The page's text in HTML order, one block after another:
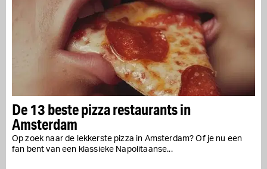
De 13 beste pizza restaurants in
Amsterdam
Op zoek naar de lekkerste pizza in Amsterdam? Of je nu een
fan bent van een klassieke Napolitaanse...